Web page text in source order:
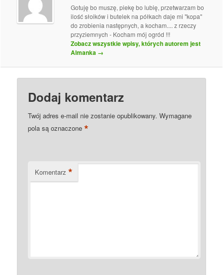
Gotuję bo muszę, piekę bo lubię, przetwarzam bo
ilość słoików i butelek na półkach daje mi "kopa"
do zrobienia następnych, a kocham.... z rzeczy
przyziemnych - Kocham mój ogród !!!
Zobacz wszystkie wpisy, których autorem jest
Almanka →
Dodaj komentarz
Twój adres e-mail nie zostanie opublikowany. Wymagane
pola są oznaczone*
Komentarz *